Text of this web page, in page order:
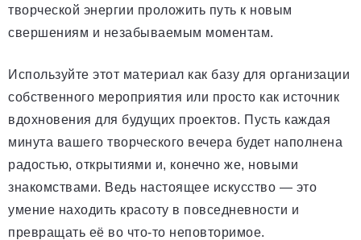
творческой энергии проложить путь к новым
свершениям и незабываемым моментам.
Используйте этот материал как базу для организации
собственного мероприятия или просто как источник
вдохновения для будущих проектов. Пусть каждая
минута вашего творческого вечера будет наполнена
радостью, открытиями и, конечно же, новыми
знакомствами. Ведь настоящее искусство — это
умение находить красоту в повседневности и
превращать её во что-то неповторимое.